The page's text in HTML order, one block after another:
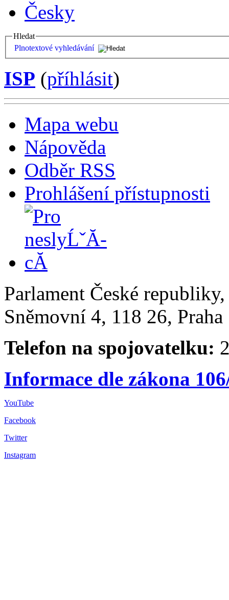
Česky
Hledat
Plnotextové vyhledávání
ISP (příhlásit)
Mapa webu
Nápověda
Odběr RSS
Prohlášení přístupnosti
Parlament České
Sněmovní 4, 118 26,
Telefon na spojovatelku:
Informace dle zákona
YouTube
Facebook
Twitter
Instagram